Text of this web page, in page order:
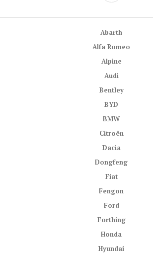
Abarth
Alfa Romeo
Alpine
Audi
Bentley
BYD
BMW
Citroën
Dacia
Dongfeng
Fiat
Fengon
Ford
Forthing
Honda
Hyundai